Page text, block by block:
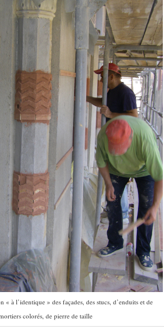
« à l’identique » des façades, des stucs, d’enduits et de
colorés, de pierre de taille